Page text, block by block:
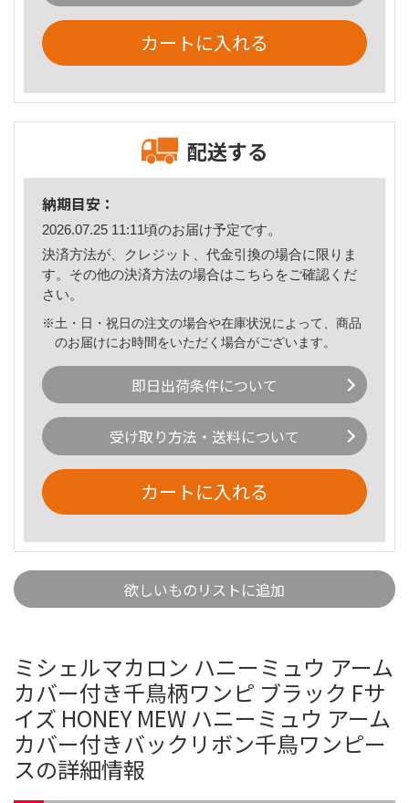
カートに入れる
配送する
納期目安：
2026.07.25 11:11頃のお届け予定です。
決済方法が、クレジット、代金引換の場合に限りま
す。その他の決済方法の場合はこちら をご確認くだ
さい。
※土・日・祝日の注文の場合や在庫状況によって、商品
のお届けにお時間をいただく場合がございます。
即日出荷条件について
受け取り方法・送料について
カートに入れる
欲しいものリストに追加
ミシェルマカロン ハニーミュウ アーム
カバー付き千鳥柄ワンピ ブラック Fサ
イズ HONEY MEW ハニーミュウ アーム
カバー付きバックリボン千鳥ワンピー
スの詳細情報